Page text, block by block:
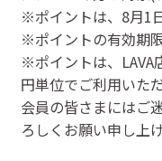
※ポイントは、8月1
※ポイントの有効期
※ポイントは、LAVA
円単位でご利用いた
会員の皆さまにはご
ろしくお願い申し上げ